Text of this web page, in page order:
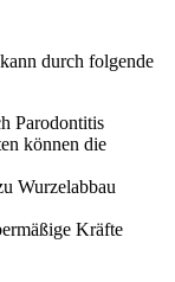
durch folgende
Parodontitis
können die
Wurzelabbau
Kräfte